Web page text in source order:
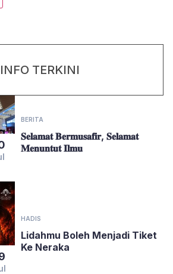
INFO TERKINI
BERITA
𝐒𝐞𝐥𝐚𝐦𝐚𝐭 𝐁𝐞𝐫𝐦𝐮𝐬𝐚𝐟𝐢𝐫, 𝐒𝐞𝐥𝐚𝐦𝐚𝐭
𝐌𝐞𝐧𝐮𝐧𝐭𝐮𝐭 𝐈𝐥𝐦𝐮
HADIS
Lidahmu Boleh Menjadi Tiket
Ke Neraka